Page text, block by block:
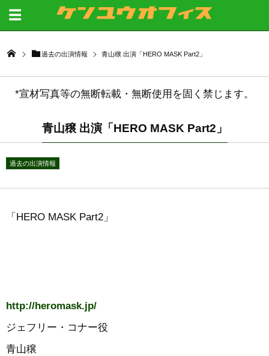
過去の出演情報 青山穣 出演「HERO MASK Part2」
*宣材写真等の無断転載・無断使用を固く禁じます。
青山穣 出演「HERO MASK Part2」
過去の出演情報
「HERO MASK Part2」
http://heromask.jp/
ジェフリー・コナー役
青山穣